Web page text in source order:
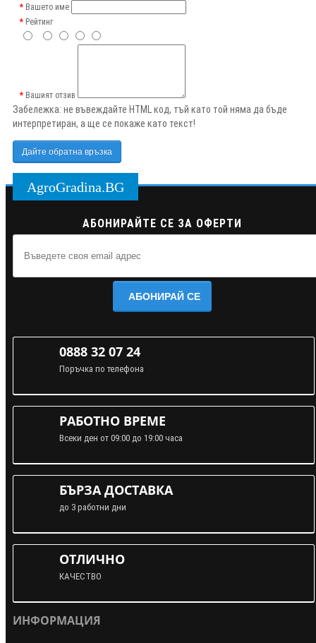
Вашето име
Рейтинг
Вашият отзив
Забележка: не въвеждайте HTML код, тъй като той няма да бъде
интерпретиран, а ще се покаже като текст!
Дайте обратна връзка
AgroGradina.BG
АБОНИРАЙТЕ СЕ ЗА ОФЕРТИ
АБОНИРАЙ СЕ
0888 32 07 24
Поръчка по телефона
РАБОТНО ВРЕМЕ
Всеки ден от 09:00 до 19:00 часа
БЪРЗА ДОСТАВКА
до 3 работни дни
ОТЛИЧНО
КАЧЕСТВО
ИНФОРМАЦИЯ